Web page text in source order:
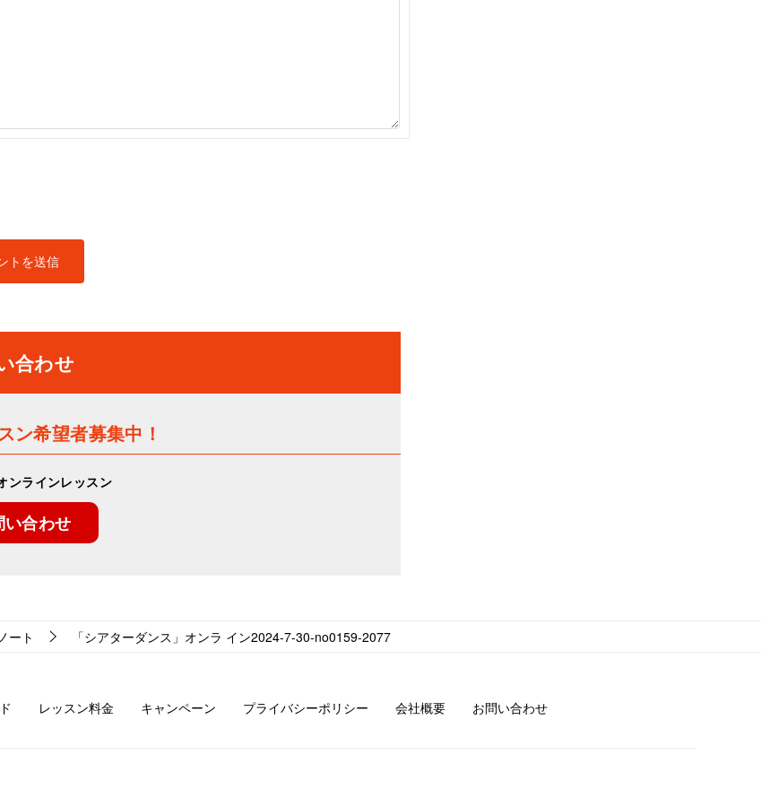
合わせ
ン希望者募集中！
ンラインレッスン
い合わせ
ート 「シアターダンス」オンラ イン2024-7-30-no0159-2077
レッスン料金 キャンペーン プライバシーポリシー 会社概要 お問い合わせ